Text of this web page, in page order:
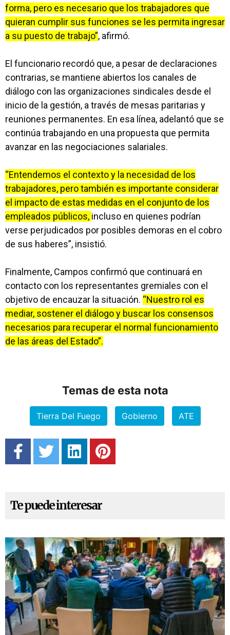
forma, pero es necesario que los trabajadores que
quieran cumplir sus funciones se les permita ingresar
a su puesto de trabajo”, afirmó.
El funcionario recordó que, a pesar de declaraciones
contrarias, se mantiene abiertos los canales de
diálogo con las organizaciones sindicales desde el
inicio de la gestión, a través de mesas paritarias y
reuniones permanentes. En esa línea, adelantó que se
continúa trabajando en una propuesta que permita
avanzar en las negociaciones salariales.
“Entendemos el contexto y la necesidad de los
trabajadores, pero también es importante considerar
el impacto de estas medidas en el conjunto de los
empleados públicos, incluso en quienes podrían
verse perjudicados por posibles demoras en el cobro
de sus haberes”, insistió.
Finalmente, Campos confirmó que continuará en
contacto con los representantes gremiales con el
objetivo de encauzar la situación. “Nuestro rol es
mediar, sostener el diálogo y buscar los consensos
necesarios para recuperar el normal funcionamiento
de las áreas del Estado”.
Temas de esta nota
Tierra Del Fuego Gobierno ATE
Te puede interesar